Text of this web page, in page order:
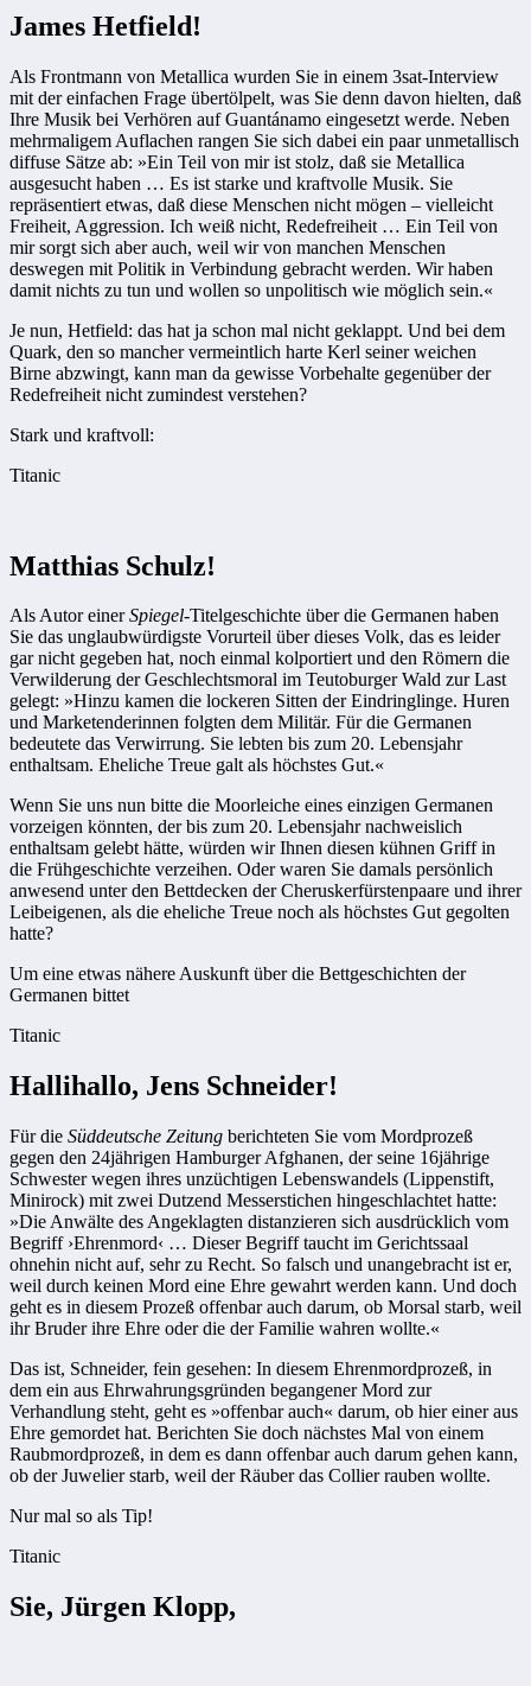
James Hetfield!
Als Frontmann von Metallica wurden Sie in einem 3sat-Interview
mit der einfachen Frage übertölpelt, was Sie denn davon hielten, daß
Ihre Musik bei Verhören auf Guantánamo eingesetzt werde. Neben
mehrmaligem Auflachen rangen Sie sich dabei ein paar unmetallisch
diffuse Sätze ab: »Ein Teil von mir ist stolz, daß sie Metallica
ausgesucht haben … Es ist starke und kraftvolle Musik. Sie
repräsentiert etwas, daß diese Menschen nicht mögen – vielleicht
Freiheit, Aggression. Ich weiß nicht, Redefreiheit … Ein Teil von
mir sorgt sich aber auch, weil wir von manchen Menschen
deswegen mit Politik in Verbindung gebracht werden. Wir haben
damit nichts zu tun und wollen so unpolitisch wie möglich sein.«
Je nun, Hetfield: das hat ja schon mal nicht geklappt. Und bei dem
Quark, den so mancher vermeintlich harte Kerl seiner weichen
Birne abzwingt, kann man da gewisse Vorbehalte gegenüber der
Redefreiheit nicht zumindest verstehen?
Stark und kraftvoll:
Titanic
Matthias Schulz!
Als Autor einerSpiegel-Titelgeschichte über die Germanen haben
Sie das unglaubwürdigste Vorurteil über dieses Volk, das es leider
gar nicht gegeben hat, noch einmal kolportiert und den Römern die
Verwilderung der Geschlechtsmoral im Teutoburger Wald zur Last
gelegt: »Hinzu kamen die lockeren Sitten der Eindringlinge. Huren
und Marketenderinnen folgten dem Militär. Für die Germanen
bedeutete das Verwirrung. Sie lebten bis zum 20. Lebensjahr
enthaltsam. Eheliche Treue galt als höchstes Gut.«
Wenn Sie uns nun bitte die Moorleiche eines einzigen Germanen
vorzeigen könnten, der bis zum 20. Lebensjahr nachweislich
enthaltsam gelebt hätte, würden wir Ihnen diesen kühnen Griff in
die Frühgeschichte verzeihen. Oder waren Sie damals persönlich
anwesend unter den Bettdecken der Cheruskerfürstenpaare und ihrer
Leibeigenen, als die eheliche Treue noch als höchstes Gut gegolten
hatte?
Um eine etwas nähere Auskunft über die Bettgeschichten der
Germanen bittet
Titanic
Hallihallo, Jens Schneider!
Für die Süddeutsche Zeitung berichteten Sie vom Mordprozeß
gegen den 24jährigen Hamburger Afghanen, der seine 16jährige
Schwester wegen ihres unzüchtigen Lebenswandels (Lippenstift,
Minirock) mit zwei Dutzend Messerstichen hingeschlachtet hatte:
»Die Anwälte des Angeklagten distanzieren sich ausdrücklich vom
Begriff ›Ehrenmord‹ … Dieser Begriff taucht im Gerichtssaal
ohnehin nicht auf, sehr zu Recht. So falsch und unangebracht ist er,
weil durch keinen Mord eine Ehre gewahrt werden kann. Und doch
geht es in diesem Prozeß offenbar auch darum, ob Morsal starb, weil
ihr Bruder ihre Ehre oder die der Familie wahren wollte.«
Das ist, Schneider, fein gesehen: In diesem Ehrenmordprozeß, in
dem ein aus Ehrwahrungsgründen begangener Mord zur
Verhandlung steht, geht es »offenbar auch« darum, ob hier einer aus
Ehre gemordet hat. Berichten Sie doch nächstes Mal von einem
Raubmordprozeß, in dem es dann offenbar auch darum gehen kann,
ob der Juwelier starb, weil der Räuber das Collier rauben wollte.
Nur mal so als Tip!
Titanic
Sie, Jürgen Klopp,